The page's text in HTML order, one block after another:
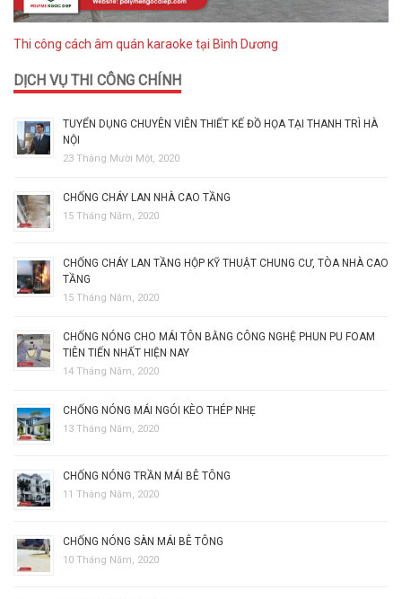
Thi công cách âm quán karaoke tại Bình Dương
DỊCH VỤ THI CÔNG CHÍNH
TUYỂN DỤNG CHUYÊN VIÊN THIẾT KẾ ĐỒ HỌA TẠI THANH TRÌ HÀ
NỘI
23 Tháng Mười Một, 2020
CHỐNG CHÁY LAN NHÀ CAO TẦNG
15 Tháng Năm, 2020
CHỐNG CHÁY LAN TẦNG HỘP KỸ THUẬT CHUNG CƯ, TÒA NHÀ CAO
TẦNG
15 Tháng Năm, 2020
CHỐNG NÓNG CHO MÁI TÔN BẰNG CÔNG NGHỆ PHUN PU FOAM
TIÊN TIẾN NHẤT HIỆN NAY
14 Tháng Năm, 2020
CHỐNG NÓNG MÁI NGÓI KÈO THÉP NHẸ
13 Tháng Năm, 2020
CHỐNG NÓNG TRẦN MÁI BÊ TÔNG
11 Tháng Năm, 2020
CHỐNG NÓNG SÀN MÁI BÊ TÔNG
10 Tháng Năm, 2020